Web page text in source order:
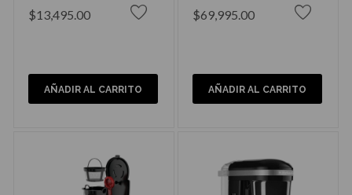
$13,495.00
AÑADIR AL CARRITO
$69,995.00
AÑADIR AL CARRITO